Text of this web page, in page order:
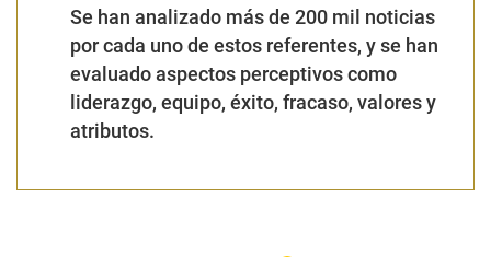
Se han analizado más de 200 mil noticias
por cada uno de estos referentes, y se han
evaluado aspectos perceptivos como
liderazgo, equipo, éxito, fracaso, valores y
atributos.